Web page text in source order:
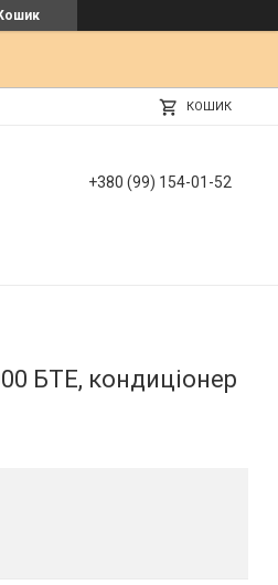
КОШИК
+380 (99) 154-01-52
БТЕ, кондиціонер